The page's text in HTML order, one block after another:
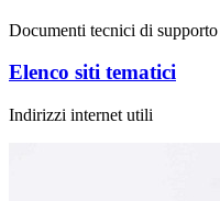
Documenti tecnici di supporto
Elenco siti tematici
Indirizzi internet utili